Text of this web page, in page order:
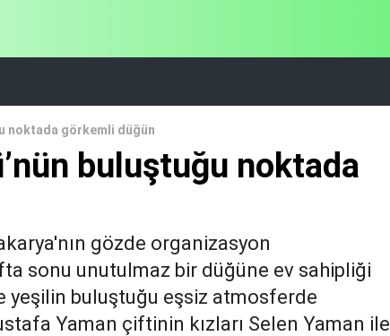
noktada görkemli düğün
buluştuğu noktada
gözde organizasyon
sonu unutulmaz bir düğüne ev sahipliği
yeşilin buluştuğu eşsiz atmosferde
Yaman çiftinin kızları Selen Yaman ile